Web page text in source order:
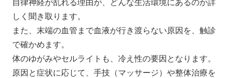
自律神経が乱れる理由が、どんな生活環境にあるのか詳
しく聞き取ります。
また、末端の血管まで血液が行き渡らない原因を、触診
で確かめます。
体のゆがみやセルライトも、冷え性の要因となります。
原因と症状に応じて、手技（マッサージ）や整体治療を